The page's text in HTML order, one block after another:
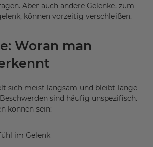
Aber auch andere Gelenke, zum
können vorzeitig verschleißen.
Woran man
sich meist langsam und bleibt lange
sind häufig unspezifisch.
können sein:
im Gelenk